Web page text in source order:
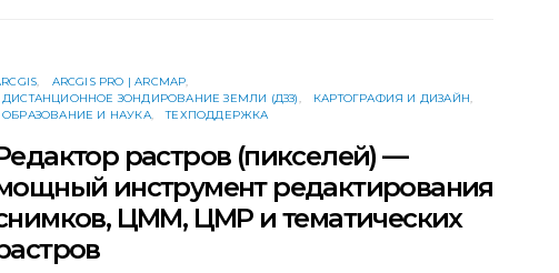
ARCGIS PRO | ARCMAP
ДИСТАНЦИОННОЕ ЗОНДИРОВАНИЕ ЗЕМЛИ (ДЗЗ)
КАРТОГРАФИЯ И ДИЗАЙН
ОБРАЗОВАНИЕ И НАУКА
ТЕХПОДДЕРЖКА
растров (пикселей) —
инструмент редактирования
ЦММ, ЦМР и тематических